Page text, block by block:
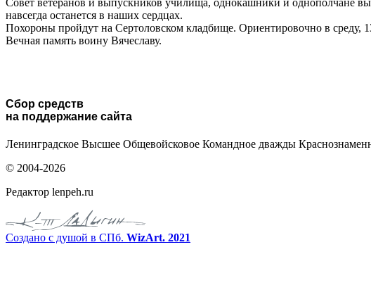
Совет ветеранов и выпускников училища, однокашники и однополчане
навсегда останется в наших сердцах.
Похороны пройдут на Сертоловском кладбище. Ориентировочно в среду,
Вечная память воину Вячеславу.
Cбор средств
на поддержание сайта
Ленинградское Высшее Общевойсковое Командное дважды
© 2004-2026
Редактор lenpeh.ru
Создано с душой в СПб. WizArt. 2021